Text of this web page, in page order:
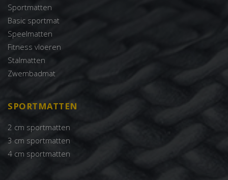
Sportmatten
Basic sportmat
Speelmatten
Fitness vloeren
Stalmatten
Zwembadmat
SPORTMATTEN
2 cm sportmatten
3 cm sportmatten
4 cm sportmatten